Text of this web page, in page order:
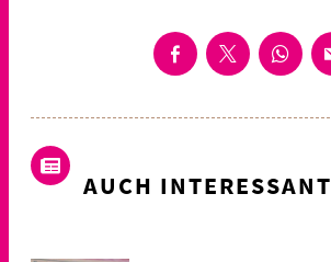
AUCH INTERESSANT